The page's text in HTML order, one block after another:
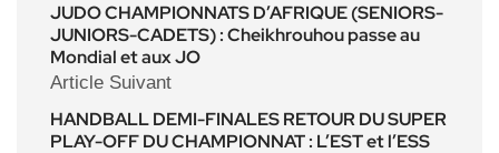
JUDO CHAMPIONNATS D’AFRIQUE (SENIORS-
JUNIORS-CADETS) : Cheikhrouhou passe au
Mondial et aux JO
Article Suivant
HANDBALL DEMI-FINALES RETOUR DU SUPER
PLAY-OFF DU CHAMPIONNAT : L’EST et l’ESS